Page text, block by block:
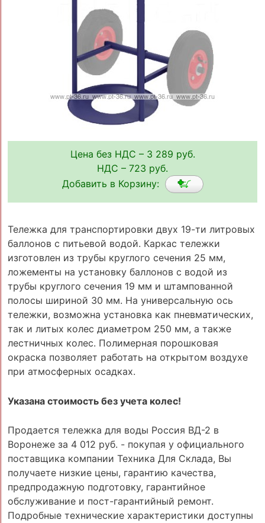
Цена без НДС – 3 289 руб.
НДС – 723 руб.
Добавить в Корзину:
Тележка для транспортировки двух 19-ти литровых
баллонов с питьевой водой. Каркас тележки
изготовлен из трубы круглого сечения 25 мм,
ложементы на установку баллонов с водой из
трубы круглого сечения 19 мм и штампованной
полосы шириной 30 мм. На универсальную ось
тележки, возможна установка как пневматических,
так и литых колес диаметром 250 мм, а также
лестничных колес. Полимерная порошковая
окраска позволяет работать на открытом воздухе
при атмосферных осадках.
Указана стоимость без учета колес!
Продается тележка для воды Россия ВД-2 в
Воронеже за 4 012 руб. - покупая у официального
поставщика компании Техника Для Склада, Вы
получаете низкие цены, гарантию качества,
предпродажную подготовку, гарантийное
обслуживание и пост-гарантийный ремонт.
Подробные технические характеристики доступны